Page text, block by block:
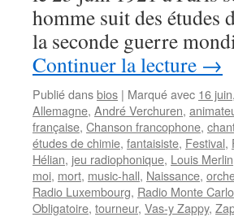
homme suit des études
la seconde guerre
Continuer la lecture →
Publié dansbios | Marqué avec 16 juin,
Allemagne, André Verchuren,
française, Chanson francophone,
études de chimie, fantaisiste, Festival,
Hélian, jeu radiophonique, Louis Merlin
moi, mort, music-hall, Naissance,
Radio Luxembourg, Radio Monte Carlo
Obligatoire, tourneur, Vas-y Zappy,